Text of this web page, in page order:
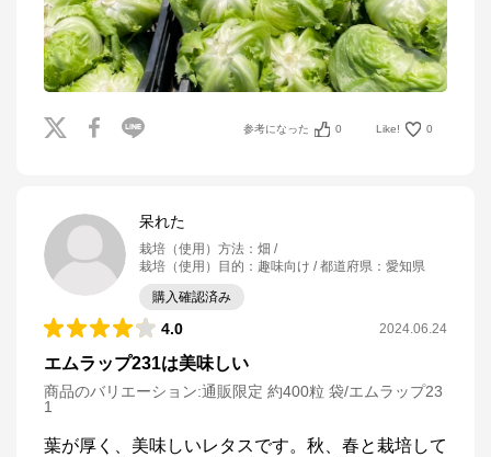
参考になった 0 Like! 0
呆れた
栽培（使用）方法 ： 畑
栽培（使用）目的 ： 趣味向け 都道府県 ： 愛知県
購入確認済み
4.0 2024.06.24
エムラップ231は美味しい
商品のバリエーション:通販限定 約400粒 袋/エムラップ23
1
葉が厚く、美味しいレタスです。秋、春と栽培して